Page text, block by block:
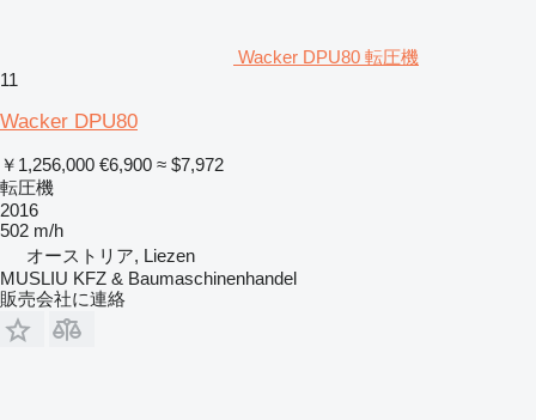
Wacker DPU80 転圧機
11
Wacker DPU80
￥1,256,000 €6,900 ≈ $7,972
転圧機
2016
502 m/h
オーストリア, Liezen
MUSLIU KFZ & Baumaschinenhandel
販売会社に連絡